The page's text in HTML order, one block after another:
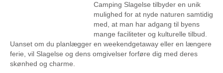
Camping Slagelse tilbyder en unik
mulighed for at nyde naturen samtidig
med, at man har adgang til byens
mange faciliteter og kulturelle tilbud.
Uanset om du planlægger en weekendgetaway eller en længere
ferie, vil Slagelse og dens omgivelser forføre dig med deres
skønhed og charme.